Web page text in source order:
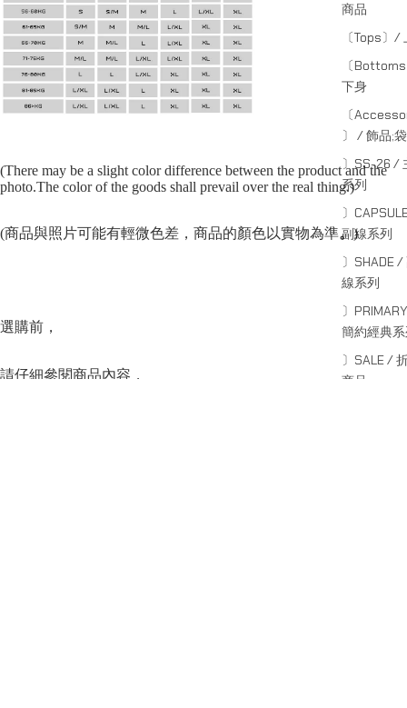
商品
〔Tops〕/
〔
下身
〔
〕 / 飾品;袋
〕SS-26 /
系列
〕
副線系列
〕SHADE /
線系列
〕
簡約經典
〕SALE /
商品
(There may be a slight color difference between the product and the
photo.The color of the goods shall prevail over the real thing.)
(商品與照片可能有輕微色差，商品的顏色以實物為準。)
選購前，
請仔細參閱商品內容，